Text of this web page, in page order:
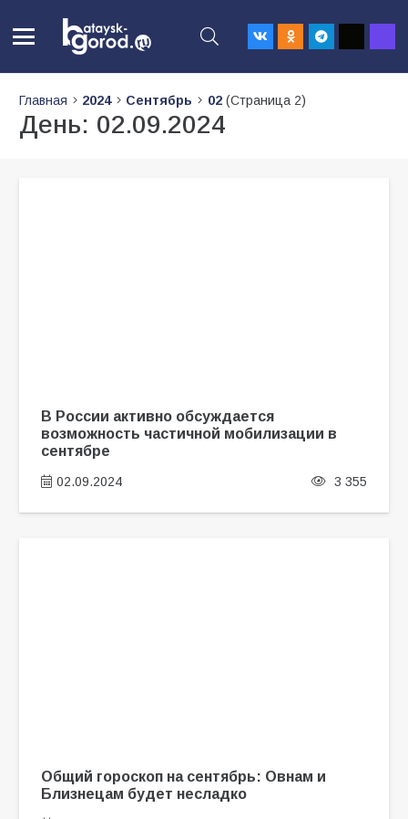
Главная 2024 Сентябрь 02(Страница 2)
День: 02.09.2024
В России активно обсуждается
возможность частичной мобилизации в
сентябре
02.09.2024 3 355
Общий гороскоп на сентябрь: Овнам и
Близнецам будет несладко